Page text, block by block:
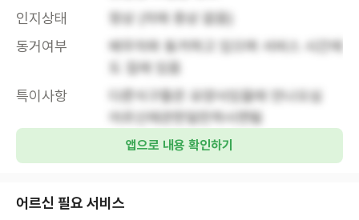
인지상태
정상 (치매 증상 없음)
동거여부
배우자와 동거하고 있으며 서비스 시간에
도 집에 있음
특이사항
다른식구들은 요양사있을때 안나오심
어르신에관한일만하시면됨
앱으로 내용 확인하기
어르신 필요 서비스